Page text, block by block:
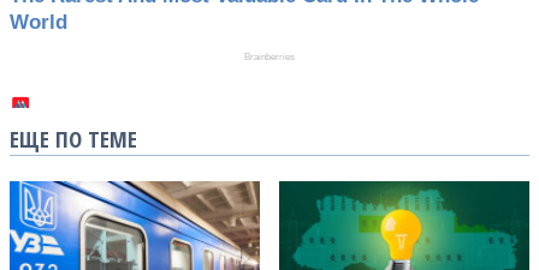
ЕЩЕ ПО ТЕМЕ